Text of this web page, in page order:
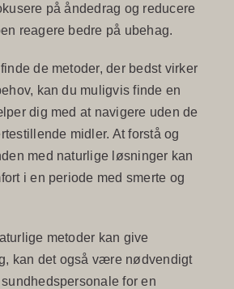
på åndedrag og reducere
reagere bedre på ubehag.
de metoder, der bedst virker
kan du muligvis finde en
dig med at navigere uden de
midler. At forstå og
med naturlige løsninger kan
i en periode med smerte og
metoder kan give
kan det også være nødvendigt
for en